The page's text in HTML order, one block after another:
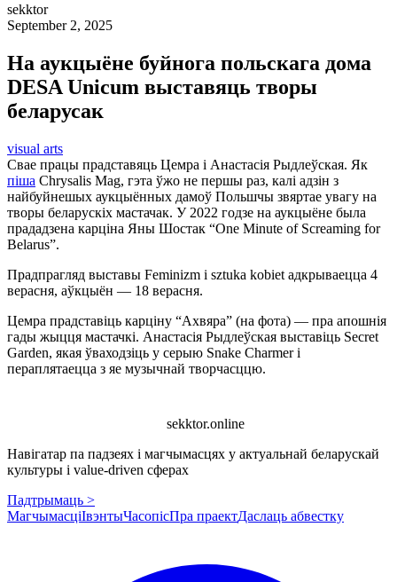
sekktor
September 2, 2025
На аукцыёне буйнога польскага дома
DESA Unicum выставяць творы
беларусак
visual arts
Свае працы прадставяць Цемра і Анастасія Рыдлеўская. Як
піша Сhrysalis Mag, гэта ўжо не першы раз, калі адзін з
найбуйнешых аукцыённых дамоў Польшчы звяртае увагу на
творы беларускіх мастачак. У 2022 годзе на аукцыёне была
прададзена карціна Яны Шостак “One Minute of Screaming for
Belarus”.
Прадпрагляд выставы Feminizm i sztuka kobiet адкрываецца 4
верасня, аўкцыён — 18 верасня.
Цемра прадставіць карціну “Ахвяра” (на фота) — пра апошнія
гады жыцця мастачкі. Анастасія Рыдлеўская выставіць Secret
Garden, якая ўваходзіць у серыю Snake Charmer і
пераплятаецца з яе музычнай творчасццю.
sekktor.online
Навігатар па падзеях і магчымасцях у актуальнай беларускай
культуры і value-driven сферах
Падтрымаць >
МагчымасціІвэнтыЧасопісПра праектДаслаць абвестку